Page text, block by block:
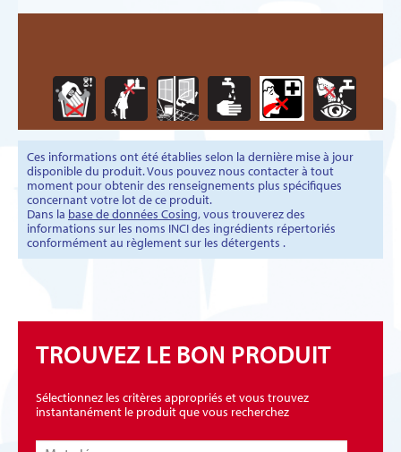
Ces informations ont été établies selon la dernière mise à jour
disponible du produit. Vous pouvez nous contacter à tout
moment pour obtenir des renseignements plus spécifiques
concernant votre lot de ce produit.
Dans la base de données Cosing, vous trouverez des
informations sur les noms INCI des ingrédients répertoriés
conformément au règlement sur les détergents .
TROUVEZ LE BON PRODUIT
Sélectionnez les critères appropriés et vous trouvez
instantanément le produit que vous recherchez